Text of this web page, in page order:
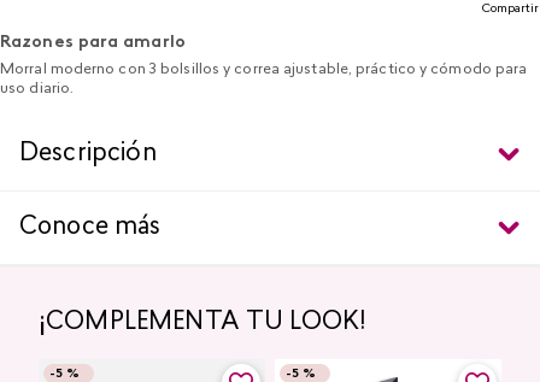
Compartir
Razones para amarlo
Morral moderno con 3 bolsillos y correa ajustable, práctico y cómodo para
uso diario.
Descripción
Conoce más
¡COMPLEMENTA TU LOOK!
-5 %
-5 %